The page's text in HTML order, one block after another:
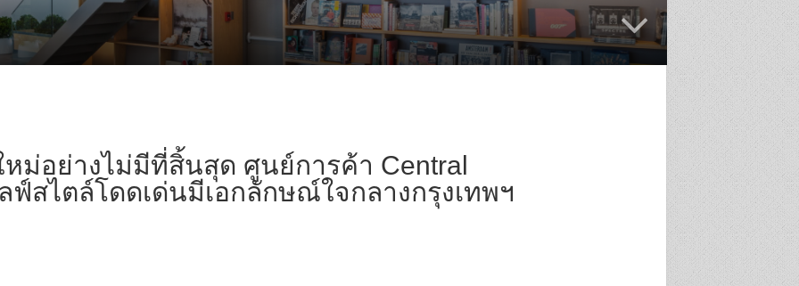
ม่อย่างไม่มีที่สิ้นสุด ศูนย์การค้า Central
ฟ์สไตล์โดดเด่นมีเอกลักษณ์ใจกลางกรุงเทพฯ